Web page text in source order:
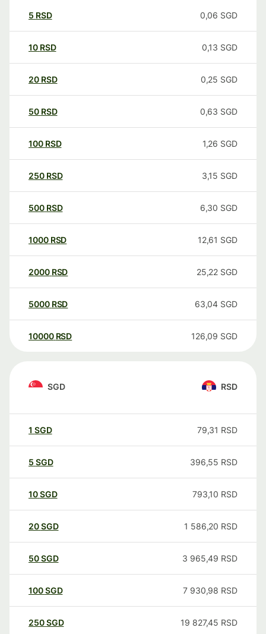
5 RSD 0,06 SGD
10 RSD 0,13 SGD
20 RSD 0,25 SGD
50 RSD 0,63 SGD
100 RSD 1,26 SGD
250 RSD 3,15 SGD
500 RSD 6,30 SGD
1000 RSD 12,61 SGD
2000 RSD 25,22 SGD
5000 RSD 63,04 SGD
10000 RSD 126,09 SGD
SGD RSD
1 SGD 79,31 RSD
5 SGD 396,55 RSD
10SGD 793,10 RSD
20SGD 1 586,20 RSD
50SGD 3 965,49 RSD
100SGD 7 930,98 RSD
250SGD 19 827,45 RSD